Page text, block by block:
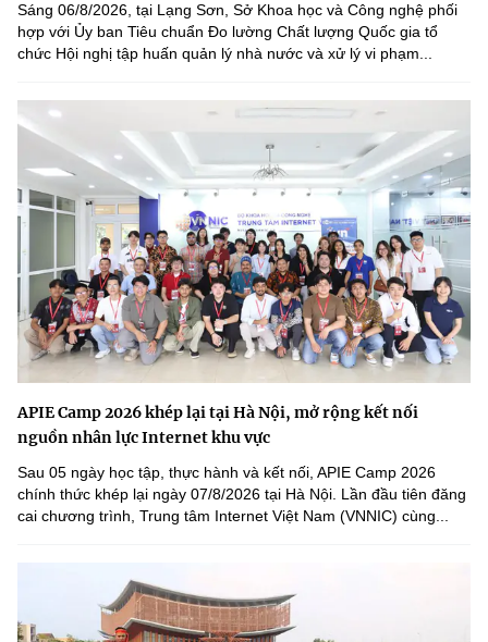
Sáng 06/8/2026, tại Lạng Sơn, Sở Khoa học và Công nghệ phối
hợp với Ủy ban Tiêu chuẩn Đo lường Chất lượng Quốc gia tổ
chức Hội nghị tập huấn quản lý nhà nước và xử lý vi phạm...
APIE Camp 2026 khép lại tại Hà Nội, mở rộng kết nối
nguồn nhân lực Internet khu vực
Sau 05 ngày học tập, thực hành và kết nối, APIE Camp 2026
chính thức khép lại ngày 07/8/2026 tại Hà Nội. Lần đầu tiên đăng
cai chương trình, Trung tâm Internet Việt Nam (VNNIC) cùng...